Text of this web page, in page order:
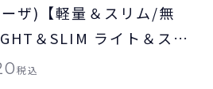
ザ)【軽量＆スリム/無
＆SLIM ライト＆スリ
日傘 折りたたみ ギフト対
税込